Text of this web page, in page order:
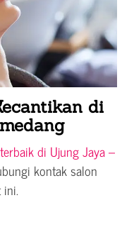
di
di Ujung Jaya –
kontak salon
ini.